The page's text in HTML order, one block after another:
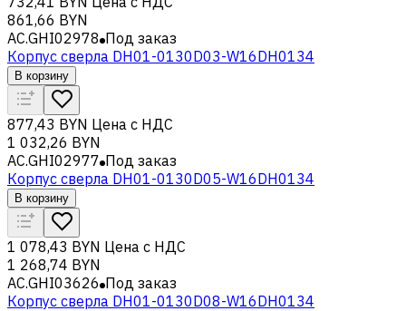
861,66 BYN
AC.GHI02978 Под заказ
Корпус сверла DH01-0130D03-W16DH0134
В корзину
877,43 BYN Цена с НДС
1 032,26 BYN
AC.GHI02977 Под заказ
Корпус сверла DH01-0130D05-W16DH0134
В корзину
1 078,43 BYN Цена с НДС
1 268,74 BYN
AC.GHI03626 Под заказ
Корпус сверла DH01-0130D08-W16DH0134